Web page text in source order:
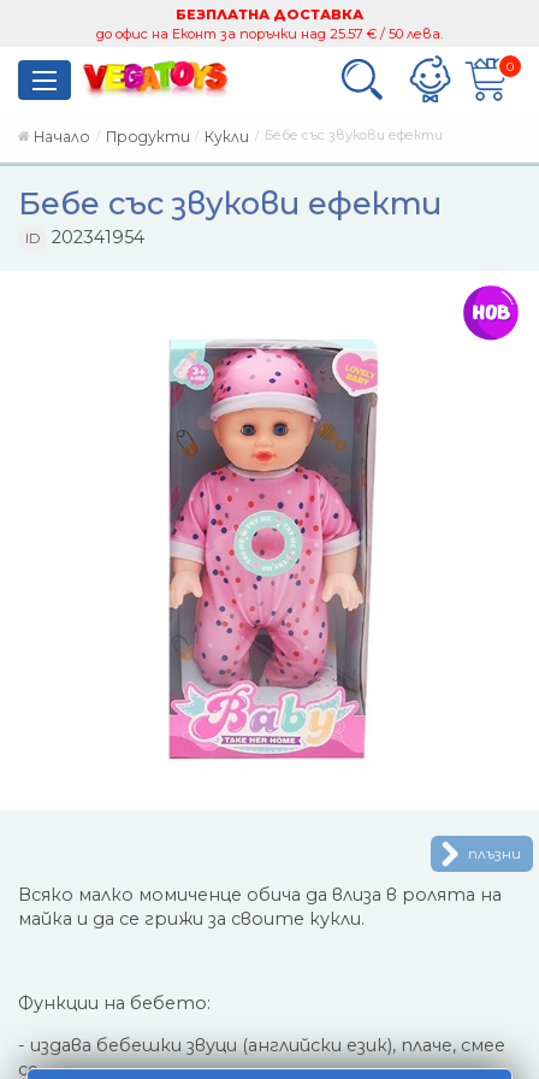
БЕЗПЛАТНА ДОСТАВКА
до офис на Еконт за поръчки над 25.57 € / 50 лева.
0
Начало Продукти Кукли Бебе със звукови ефекти
Бебе със звукови ефекти
ID 202341954
плъзни
Всяко малко момиченце обича да влиза в ролята на
майка и да се грижи за своите кукли.
Функции на бебето:
- издава бебешки звуци (английски език), плаче, смее
се.